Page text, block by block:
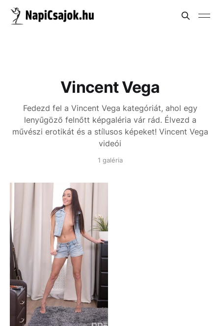
Vincent Vega
Fedezd fel a Vincent Vega kategóriát, ahol egy
lenyűgöző felnőtt képgaléria vár rád. Élvezd a
művészi erotikát és a stílusos képeket! Vincent Vega
videói
1 galéria